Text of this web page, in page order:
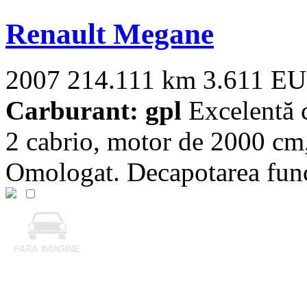
Renault Megane
2007 214.111 km 3.611
Carburant: gpl Excelentă
2 cabrio, motor de 2000
Omologat. Decapotarea